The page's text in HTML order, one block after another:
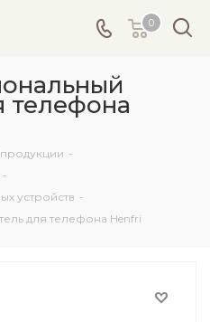
0
телефона
-
-
устройств -
для телефона Henfri